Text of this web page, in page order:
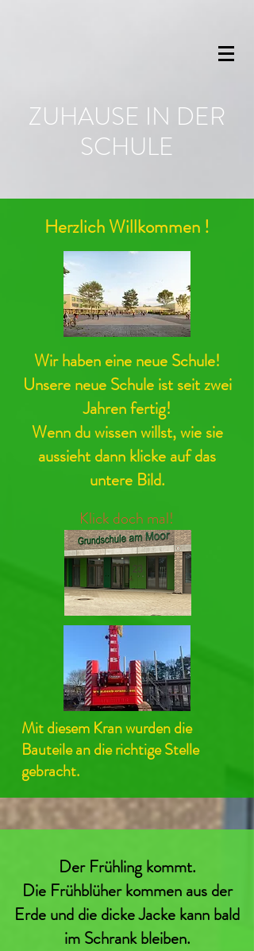
ZUHAUSE IN DER
SCHULE
Herzlich Willkommen !
Wir haben eine neue Schule!
Unsere neue Schule ist seit zwei
Jahren fertig!
Wenn du wissen willst, wie sie
aussieht dann klicke auf das
untere Bild.
Klick doch mal!
Mit diesem Kran wurden die
Bauteile an die richtige Stelle
gebracht.
Der Frühling kommt.
Die Frühblüher kommen aus der
Erde und die dicke Jacke kann bald
im Schrank bleiben.